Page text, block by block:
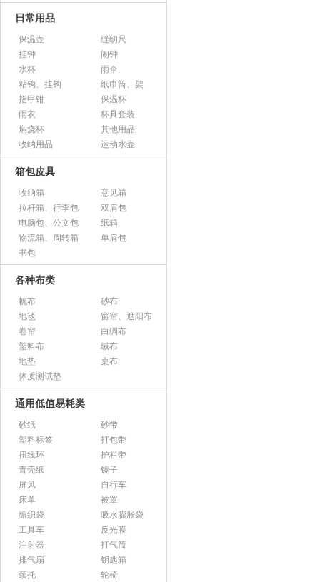
日常用品
保温壶
缝纫尺
挂钟
闹钟
水杯
雨伞
粘钩、挂钩
纸巾筒、架
指甲钳
保温杯
雨衣
杯具套装
焖烧杯
其他用品
收纳用品
运动水壶
箱包皮具
收纳箱
意见箱
拉杆箱、行李包
双肩包
电脑包、公文包
纸箱
物流箱、周转箱
单肩包
书包
各种布类
帆布
砂布
地毯
窗帘、遮阳布
卷帘
白绸布
塑料布
绒布
地垫
桌布
体质测试垫
通用低值易耗类
砂纸
砂带
塑料标签
打包带
扭线环
护栏带
青壳纸
镜子
屏风
自行车
床单
被罩
编织袋
吸水膨胀袋
工具车
反光膜
注射器
打气筒
排气扇
钥匙箱
颈托
轮椅